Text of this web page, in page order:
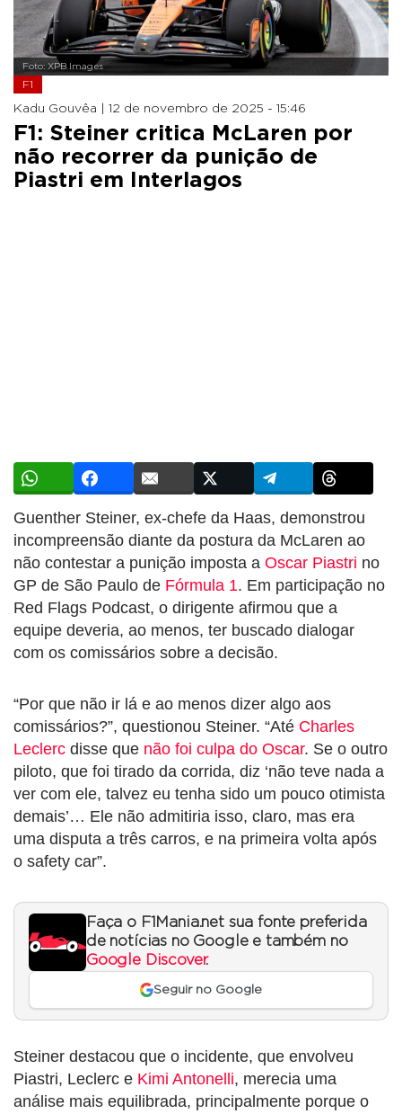
Foto: XPB Images
F1
Kadu Gouvêa | 12 de novembro de 2025 - 15:46
F1: Steiner critica McLaren por
não recorrer da punição de
Piastri em Interlagos
Guenther Steiner, ex-chefe da Haas, demonstrou
incompreensão diante da postura da McLaren ao
não contestar a punição imposta a Oscar Piastri no
GP de São Paulo de Fórmula 1. Em participação no
Red Flags Podcast, o dirigente afirmou que a
equipe deveria, ao menos, ter buscado dialogar
com os comissários sobre a decisão.
“Por que não ir lá e ao menos dizer algo aos
comissários?”, questionou Steiner. “Até Charles
Leclerc disse que não foi culpa do Oscar. Se o outro
piloto, que foi tirado da corrida, diz ‘não teve nada a
ver com ele, talvez eu tenha sido um pouco otimista
demais’… Ele não admitiria isso, claro, mas era
uma disputa a três carros, e na primeira volta após
o safety car”.
Faça o F1Mania.net sua fonte preferida
de notícias no Google e também no
Google Discover.
Seguir no Google
Steiner destacou que o incidente, que envolveu
Piastri, Leclerc e Kimi Antonelli, merecia uma
análise mais equilibrada, principalmente porque o